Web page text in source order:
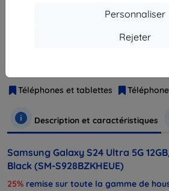
Personnaliser
Rejeter
Téléphones et tablettes
Description et caractéristiques
Samsung Galaxy S24 Ultra 5G
Black (SM-S928BZKHEUE)
25% remise sur toute la gamme de